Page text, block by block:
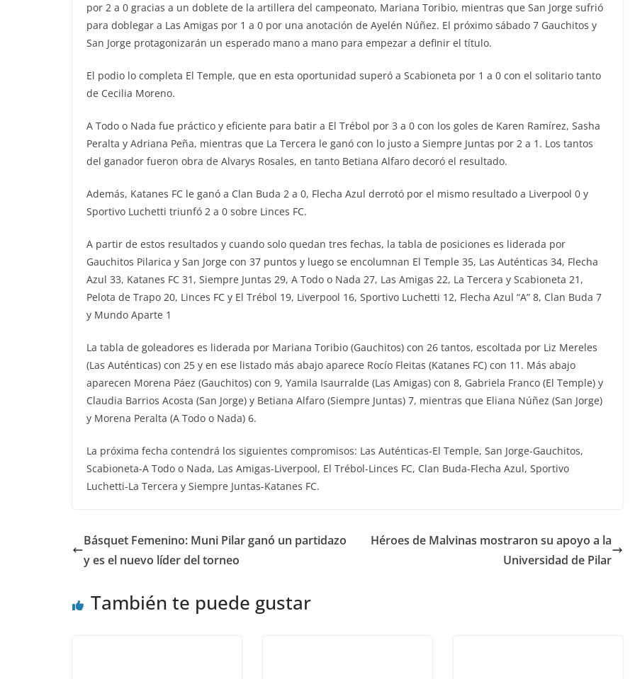
por 2 a 0 gracias a un doblete de la artillera del campeonato, Mariana Toribio, mientras que San Jorge sufrió
para doblegar a Las Amigas por 1 a 0 por una anotación de Ayelén Núñez. El próximo sábado 7 Gauchitos y
San Jorge protagonizarán un esperado mano a mano para empezar a definir el título.
El podio lo completa El Temple, que en esta oportunidad superó a Scabioneta por 1 a 0 con el solitario tanto
de Cecilia Moreno.
A Todo o Nada fue práctico y eficiente para batir a El Trébol por 3 a 0 con los goles de Karen Ramírez, Sasha
Peralta y Adriana Peña, mientras que La Tercera le ganó con lo justo a Siempre Juntas por 2 a 1. Los tantos
del ganador fueron obra de Alvarys Rosales, en tanto Betiana Alfaro decoró el resultado.
Además, Katanes FC le ganó a Clan Buda 2 a 0, Flecha Azul derrotó por el mismo resultado a Liverpool 0 y
Sportivo Luchetti triunfó 2 a 0 sobre Linces FC.
A partir de estos resultados y cuando solo quedan tres fechas, la tabla de posiciones es liderada por
Gauchitos Pilarica y San Jorge con 37 puntos y luego se encolumnan El Temple 35, Las Auténticas 34, Flecha
Azul 33, Katanes FC 31, Siempre Juntas 29, A Todo o Nada 27, Las Amigas 22, La Tercera y Scabioneta 21,
Pelota de Trapo 20, Linces FC y El Trébol 19, Liverpool 16, Sportivo Luchetti 12, Flecha Azul “A” 8, Clan Buda 7
y Mundo Aparte 1
La tabla de goleadores es liderada por Mariana Toribio (Gauchitos) con 26 tantos, escoltada por Liz Mereles
(Las Auténticas) con 25 y en ese listado más abajo aparece Rocío Fleitas (Katanes FC) con 11. Más abajo
aparecen Morena Páez (Gauchitos) con 9, Yamila Isaurralde (Las Amigas) con 8, Gabriela Franco (El Temple) y
Claudia Barrios Acosta (San Jorge) y Betiana Alfaro (Siempre Juntas) 7, mientras que Eliana Núñez (San Jorge)
y Morena Peralta (A Todo o Nada) 6.
La próxima fecha contendrá los siguientes compromisos: Las Auténticas-El Temple, San Jorge-Gauchitos,
Scabioneta-A Todo o Nada, Las Amigas-Liverpool, El Trébol-Linces FC, Clan Buda-Flecha Azul, Sportivo
Luchetti-La Tercera y Siempre Juntas-Katanes FC.
Básquet Femenino: Muni Pilar ganó un partidazo
y es el nuevo líder del torneo
Héroes de Malvinas mostraron su apoyo a la
Universidad de Pilar
También te puede gustar